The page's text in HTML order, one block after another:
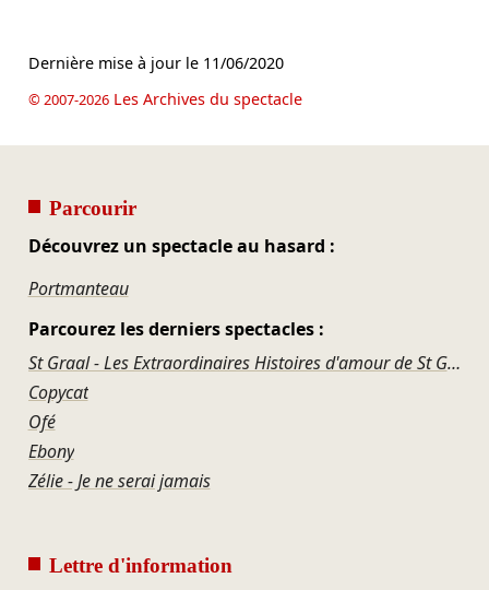
Dernière mise à jour le 11/06/2020
© 2007-2026Les Archives du spectacle
Parcourir
Découvrez un spectacle au hasard :
Portmanteau
Parcourez les derniers spectacles :
St Graal - Les Extraordinaires Histoires d'amour de St Graal
Copycat
Ofé
Ebony
Zélie - Je ne serai jamais
Lettre d'information